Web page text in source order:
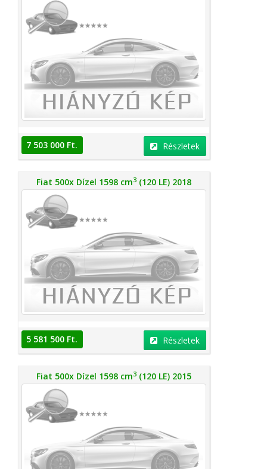
7 503 000 Ft. Részletek
Fiat 500x Dízel 1598 cm3 (120 LE) 2018
5 581 500 Ft. Részletek
Fiat 500x Dízel 1598 cm3 (120 LE) 2015